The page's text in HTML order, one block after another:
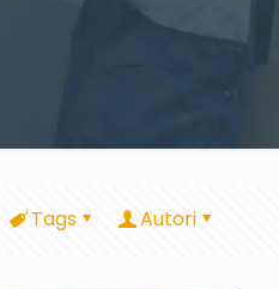
Tags Autori